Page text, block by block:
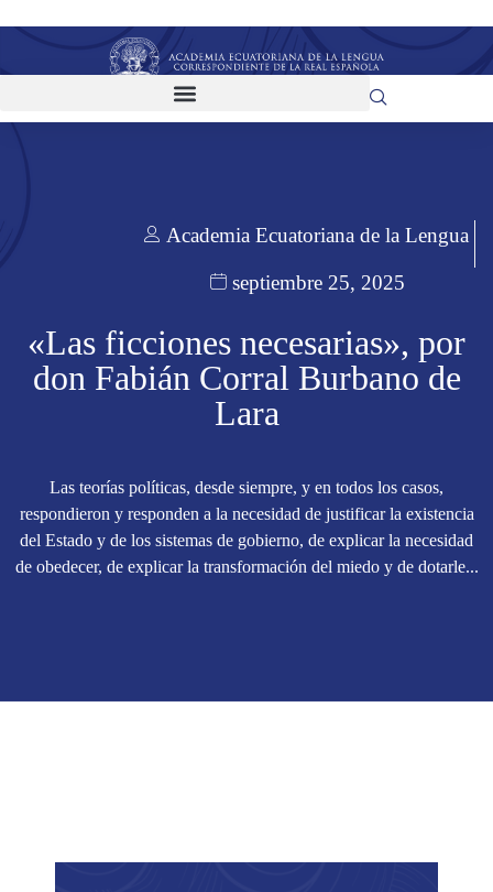
Academia Ecuatoriana de la Lengua
septiembre 25, 2025
«Las ficciones necesarias», por
don Fabián Corral Burbano de
Lara
Las teorías políticas, desde siempre, y en todos los casos,
respondieron y responden a la necesidad de justificar la existencia
del Estado y de los sistemas de gobierno, de explicar la necesidad
de obedecer, de explicar la transformación del miedo y de dotarle...